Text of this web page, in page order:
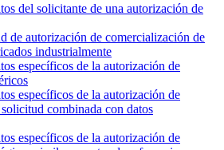
del solicitante de una autorización de
de autorización de comercialización de
industrialmente
específicos de la autorización de
específicos de la autorización de
combinada con datos
específicos de la autorización de